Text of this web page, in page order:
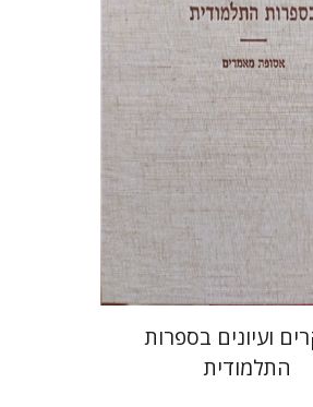
מחיר השקה
$78
$55
ועיונים בספרות
התלמודית